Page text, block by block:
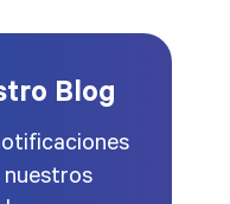
Blog
nuestros